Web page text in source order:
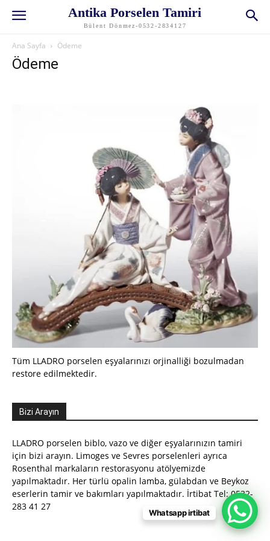
Antika Porselen Tamiri
Bülent Dönmez-0532-2834127
Ana Sayfa Ödeme
Ödeme
Tüm LLADRO porselen eşyalarınızı orjinalliği bozulmadan
restore edilmektedir.
Bizi Arayın
LLADRO porselen biblo, vazo ve diğer eşyalarınızın tamiri
için bizi arayın. Limoges ve Sevres porselenleri ayrıca
Rosenthal markaların restorasyonu atölyemizde
yapılmaktadır. Her türlü opalin lamba, gülabdan ve Beykoz
eserlerin tamir ve bakımları yapılmaktadır. İrtibat Tel: 0532-
283 41 27
Whatsapp irtibat